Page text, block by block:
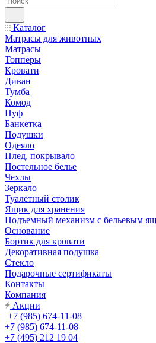
Каталог
Матрасы для животных
Матрасы
Топперы
Кровати
Диван
Тумба
Комод
Пуф
Банкетка
Подушки
Одеяло
Плед, покрывало
Постельное белье
Чехлы
Зеркало
Туалетный столик
Ящик для хранения
Подъемный механизм с бельевым
Основание
Бортик для кровати
Декоративная подушка
Стекло
Подарочные сертификаты
Контакты
Компания
Акции
+7 (985) 674-11-08
+7 (985) 674-11-08
+7 (495) 212 19 04